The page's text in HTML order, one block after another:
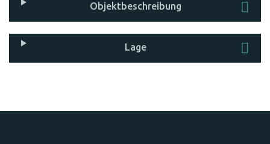
Objekt­beschreibung
Lage